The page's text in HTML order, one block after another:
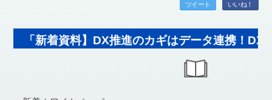
ツイート いいね！
「新着資料】DX推進のカギはデータ連携！DX